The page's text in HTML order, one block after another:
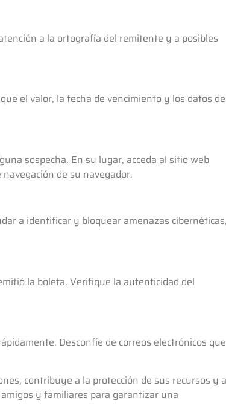
a la ortografía del remitente y a posibles
el valor, la fecha de vencimiento y los datos
sospecha. En su lugar, acceda al sitio web
de su navegador.
a identificar y bloquear amenazas cibernéticas,
la boleta. Verifique la autenticidad del
Desconfíe de correos electrónicos que
contribuye a la protección de sus recursos y a
y familiares para garantizar una